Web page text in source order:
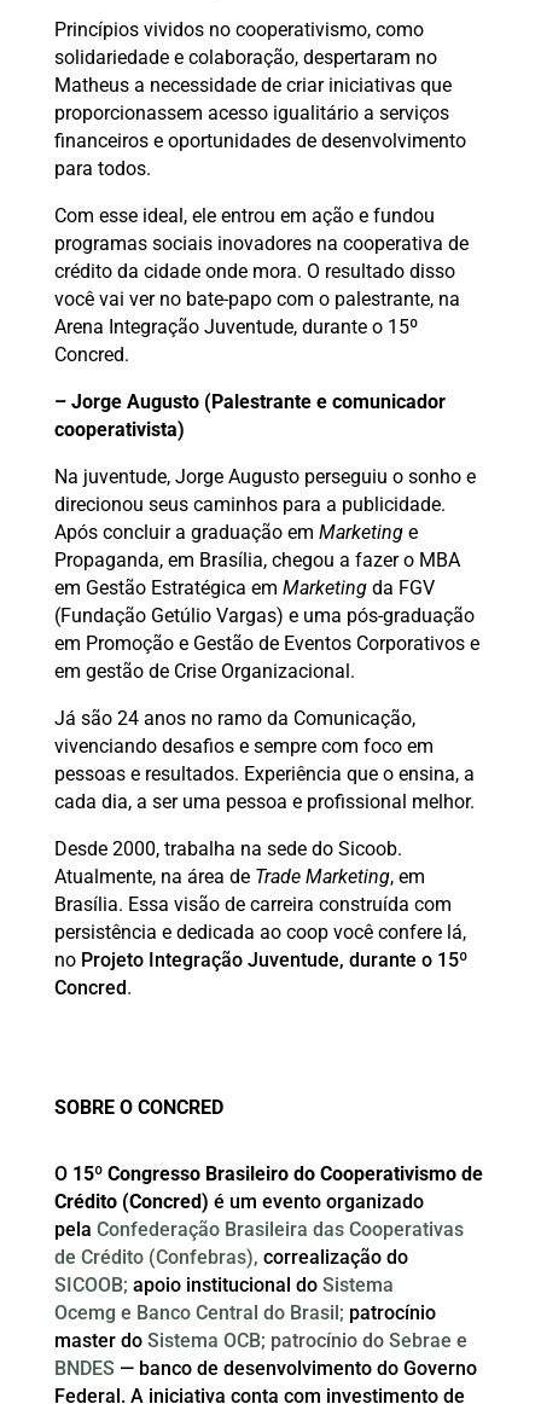
Princípios vividos no cooperativismo, como
solidariedade e colaboração, despertaram no
Matheus a necessidade de criar iniciativas que
proporcionassem acesso igualitário a serviços
financeiros e oportunidades de desenvolvimento
para todos.
Com esse ideal, ele entrou em ação e fundou
programas sociais inovadores na cooperativa de
crédito da cidade onde mora. O resultado disso
você vai ver no bate-papo com o palestrante, na
Arena Integração Juventude, durante o 15º
Concred.
– Jorge Augusto (Palestrante e comunicador
cooperativista)
Na juventude, Jorge Augusto perseguiu o sonho e
direcionou seus caminhos para a publicidade.
Após concluir a graduação em Marketinge
Propaganda, em Brasília, chegou a fazer o MBA
em Gestão Estratégica em Marketingda FGV
(Fundação Getúlio Vargas) e uma pós-graduação
em Promoção e Gestão de Eventos Corporativos e
em gestão de Crise Organizacional.
Já são 24 anos no ramo da Comunicação,
vivenciando desafios e sempre com foco em
pessoas e resultados. Experiência que o ensina, a
cada dia, a ser uma pessoa e profissional melhor.
Desde 2000, trabalha na sede do Sicoob.
Atualmente, na área de Trade Marketing, em
Brasília. Essa visão de carreira construída com
persistência e dedicada ao coop você confere lá,
no Projeto Integração Juventude, durante o 15º
Concred.
SOBRE O CONCRED
O 15º Congresso Brasileiro do Cooperativismo de
Crédito (Concred) é um evento organizado
pela Confederação Brasileira das Cooperativas
de Crédito (Confebras), correalização do
SICOOB; apoio institucional do Sistema
Ocemg e Banco Central do Brasil; patrocínio
master do Sistema OCB; patrocínio do Sebrae e
BNDES — banco de desenvolvimento do Governo
Federal. A iniciativa conta com investimento de